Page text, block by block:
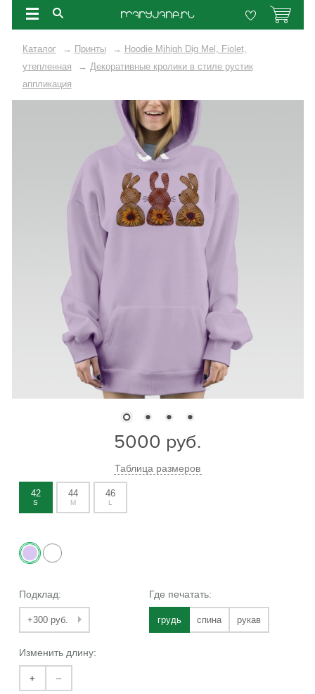
Каталог → Принты → Hoodie Mjhigh Dig Mel, Fiolet,
утепленная
→ Декоративные кролики в стиле рустик
аппликация
5000 руб.
Таблица размеров
42
S
44
M
46
L
Подклад:
+300 руб.
Где печатать:
грудь спина рукав
Изменить длину:
+ –